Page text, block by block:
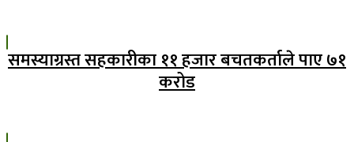
समस्याग्रस्त सहकारीका ११ हजार बचतकर्ताले पाए ७१
करोड